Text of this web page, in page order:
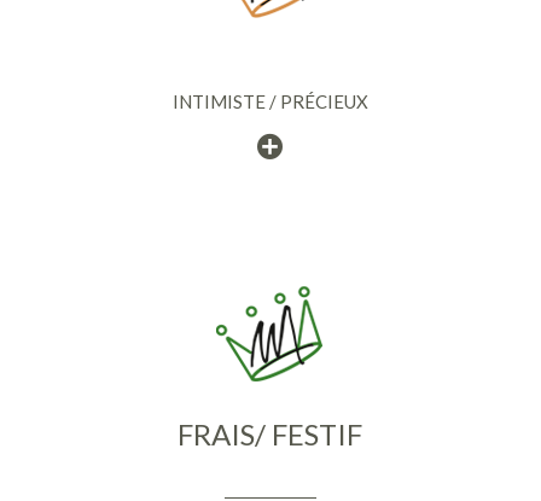
INTIMISTE / PRÉCIEUX
FRAIS/ FESTIF